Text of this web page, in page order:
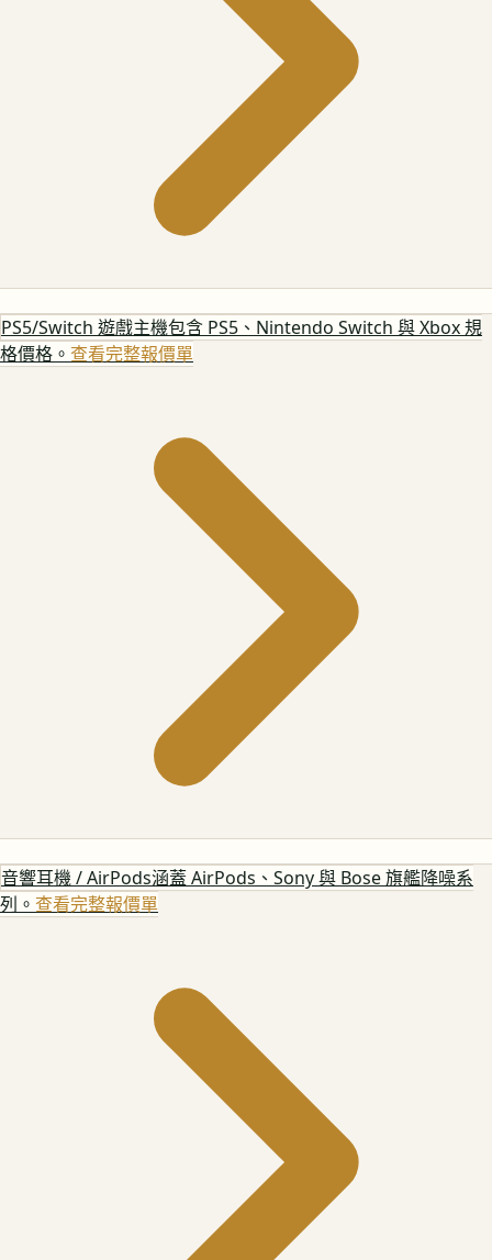
PS5/Switch 遊戲主機包含 PS5、Nintendo Switch 與 Xbox 規
格價格。 查看完整報價單
音響耳機 / AirPods涵蓋 AirPods、Sony 與 Bose 旗艦降噪系
列。 查看完整報價單